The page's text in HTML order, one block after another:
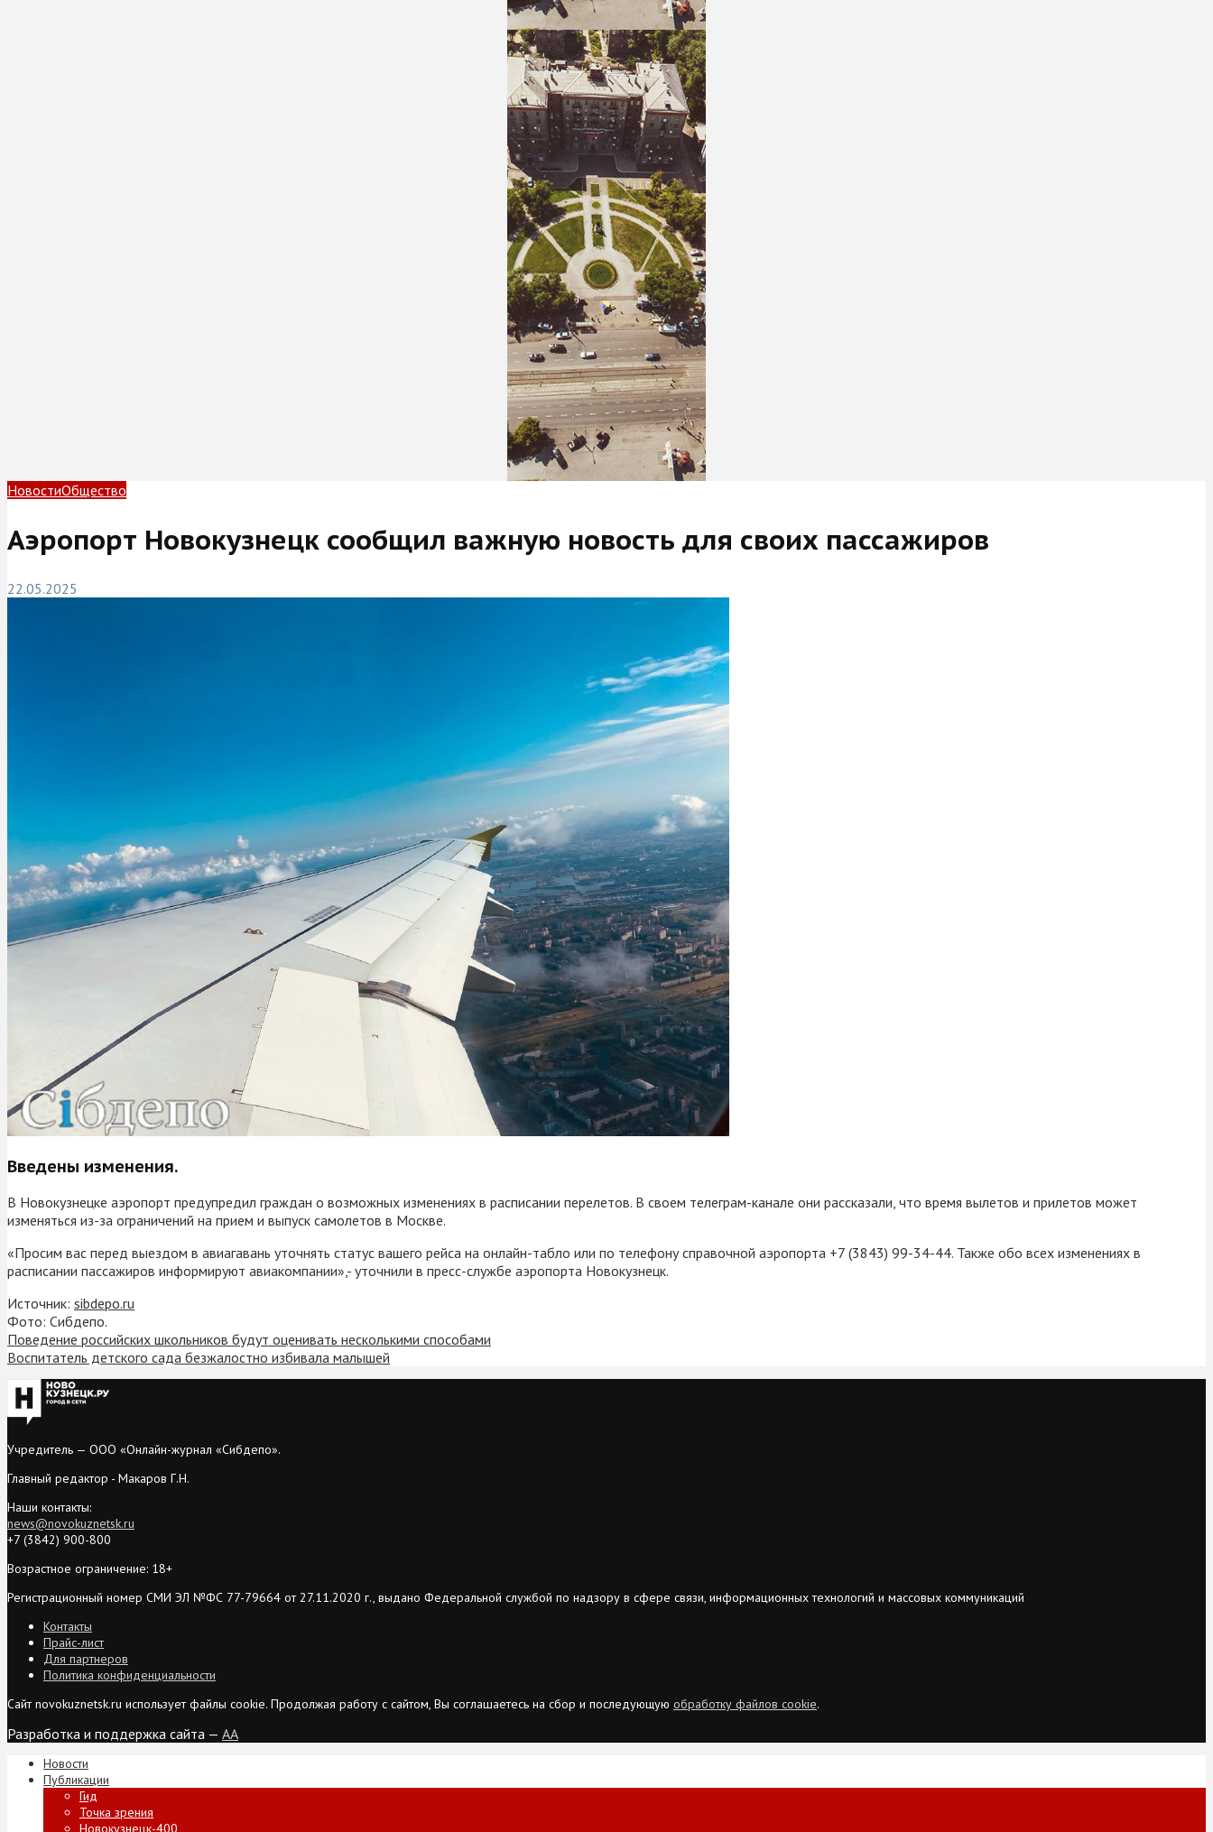
НовостиОбщество
Аэропорт Новокузнецк сообщил важную новость для своих пассажиров
22.05.2025
Введены изменения.
В Новокузнецке аэропорт предупредил граждан о возможных изменениях в расписании перелетов. В своем телеграм-канале они рассказали, что время вылетов и прилетов может
изменяться из-за ограничений на прием и выпуск самолетов в Москве.
«Просим вас перед выездом в авиагавань уточнять статус вашего рейса на онлайн-табло или по телефону справочной аэропорта +7 (3843) 99-34-44. Также обо всех изменениях в
расписании пассажиров информируют авиакомпании»,- уточнили в пресс-службе аэропорта Новокузнецк.
Источник: sibdepo.ru
Фото: Сибдепо.
Поведение российских школьников будут оценивать несколькими способами
Воспитатель детского сада безжалостно избивала малышей
Учредитель — ООО «Онлайн-журнал «Сибдепо».
Главный редактор - Макаров Г.Н.
Наши контакты:
news@novokuznetsk.ru
+7 (3842) 900-800
Возрастное ограничение: 18+
Регистрационный номер СМИ ЭЛ №ФС 77-79664 от 27.11.2020 г., выдано Федеральной службой по надзору в сфере связи, информационных технологий и массовых коммуникаций
Контакты
Прайс-лист
Для партнеров
Политика конфиденциальности
Сайт novokuznetsk.ru использует файлы cookie. Продолжая работу с сайтом, Вы соглашаетесь на сбор и последующую обработку файлов cookie.
Разработка и поддержка сайта — AA
Новости
Публикации
Гид
Точка зрения
Новокузнецк-400